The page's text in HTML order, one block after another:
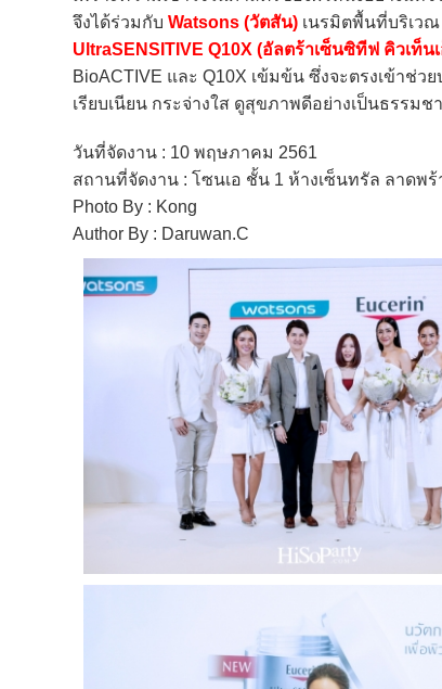
จึงได้ร่วมกับ Watsons (วัตสัน) เนรมิตพื้นที่บริเว
UltraSENSITIVE Q10X (อัลตร้าเซ็นซิทีฟ คิวเท็น
BioACTIVE และ Q10X เข้มข้น ซึ่งจะตรงเข้าช่
เรียบเนียน กระจ่างใส ดูสุขภาพดีอย่างเป็นธรรมช
วันที่จัดงาน : 10 พฤษภาคม 2561
สถานที่จัดงาน : โซนเอ ชั้น 1 ห้างเซ็นทรัล ลาดพร้
Photo By : Kong
Author By : Daruwan.C